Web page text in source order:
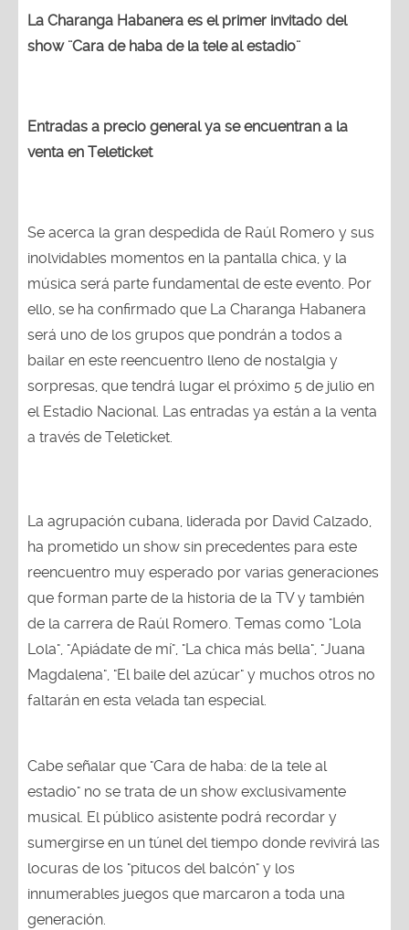
La Charanga Habanera es el primer invitado del
show ¨Cara de haba de la tele al estadio¨
Entradas a precio general ya se encuentran a la
venta en Teleticket
Se acerca la gran despedida de Raúl Romero y sus
inolvidables momentos en la pantalla chica, y la
música será parte fundamental de este evento. Por
ello, se ha confirmado que La Charanga Habanera
será uno de los grupos que pondrán a todos a
bailar en este reencuentro lleno de nostalgia y
sorpresas, que tendrá lugar el próximo 5 de julio en
el Estadio Nacional. Las entradas ya están a la venta
a través de Teleticket.
La agrupación cubana, liderada por David Calzado,
ha prometido un show sin precedentes para este
reencuentro muy esperado por varias generaciones
que forman parte de la historia de la TV y también
de la carrera de Raúl Romero. Temas como "Lola
Lola", "Apiádate de mí", "La chica más bella", "Juana
Magdalena", "El baile del azúcar" y muchos otros no
faltarán en esta velada tan especial.
Cabe señalar que "Cara de haba: de la tele al
estadio" no se trata de un show exclusivamente
musical. El público asistente podrá recordar y
sumergirse en un túnel del tiempo donde revivirá las
locuras de los "pitucos del balcón" y los
innumerables juegos que marcaron a toda una
generación.